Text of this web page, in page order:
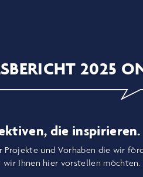
2025
die inspirieren.
Projekte und Vorhaben die wir
wir Ihnen hier vorstellen möchten.